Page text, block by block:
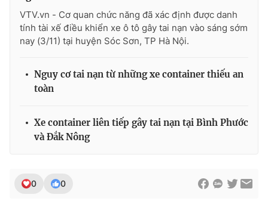
Email:
toasoan@vtv.vn
Liên hệ quảng cáo:024-7300.7108
VTV.vn - Cơ quan chức năng đã xác định được danh
tính tài xế điều khiển xe ô tô gây tai nạn vào sáng sớm
nay (3/11) tại huyện Sóc Sơn, TP Hà Nội.
Nguy cơ tai nạn từ những xe container thiếu an
toàn
Xe container liên tiếp gây tai nạn tại Bình Phước
và Đắk Nông
0 0